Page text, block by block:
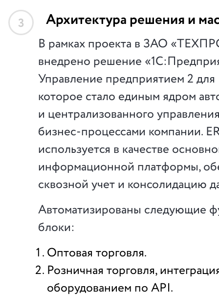
3 Архитектура решения и
В рамках проекта в ЗАО
внедрено решение
Управление предприятием 2 для
которое стало единым ядром
и централизованного
бизнес-процессами компании.
используется в качестве
информационной платформы,
сквозной учет и консолидацию
Автоматизированы следующие
блоки:
Оптовая торговля.
Розничная торговля,
оборудованием по API.